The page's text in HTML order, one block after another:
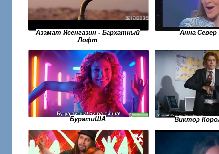
Азамат Исенгазин - Бархатный
Лофт
Анна Север
БуратиША Виктор